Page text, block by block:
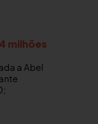
milhões
a Abel